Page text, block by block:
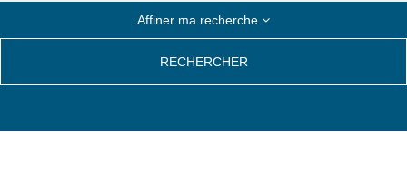
Affiner ma recherche
RECHERCHER